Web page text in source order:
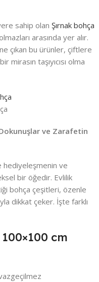
sahip olan Şırnak bohça
arasında yer alır.
çıkan bu ürünler, çiftlere
mirasın taşıyıcısı olma
ve Zarafetin
hediyeleşmenin ve
bir öğedir. Evlilik
bohça çeşitleri, özenle
dikkat çeker. İşte farklı
cm